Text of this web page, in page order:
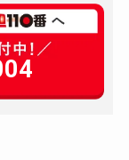
8,800円～(税込)